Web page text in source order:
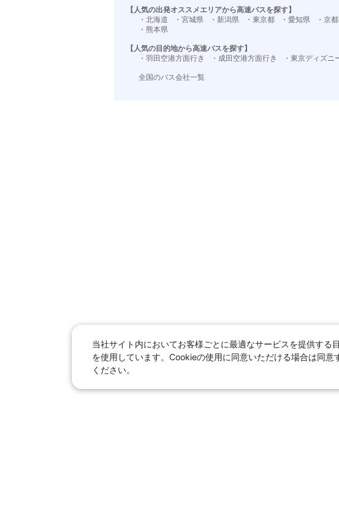
【人気の出発オススメエリアから高速バスを探す】
・北海道
・宮城県 ・新潟県 ・東京都 ・愛知県 ・京
・熊本県
【人気の目的地から高速バスを探す】
・羽田空港方面行き
・成田空港方面行き ・東京ディズニ
全国のバス会社一覧
当社サイト内においてお客様ごとに最適なサービスを提供す
を使用しています。Cookieの使用に同意いただける場合は同意
ください。